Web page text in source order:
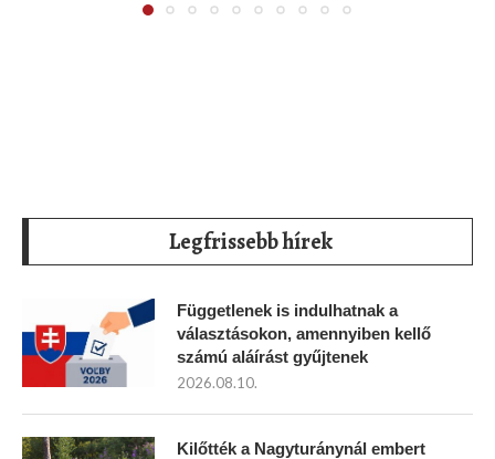
Legfrissebb hírek
Függetlenek is indulhatnak a
választásokon, amennyiben kellő
számú aláírást gyűjtenek
2026.08.10.
Kilőtték a Nagyturánynál embert